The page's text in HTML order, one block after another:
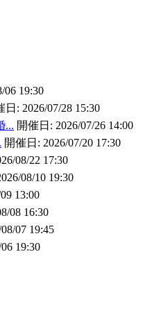
06 19:30
日: 2026/07/28 15:30
... 開催日: 2026/07/26 14:00
開催日: 2026/07/20 17:30
08/22 17:30
08/10 19:30
13:00
08 16:30
07 19:45
19:30